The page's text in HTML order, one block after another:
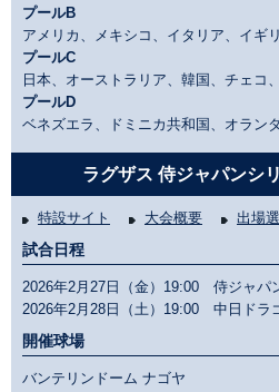
プールB
アメリカ、メキシコ、イタリア、イギ
プールC
日本、オーストラリア、韓国、チェコ
プールD
ベネズエラ、ドミニカ共和国、オラン
ラグザス 侍ジャパンシ
特設サイト 大会概要 出場
試合日程
2026年2月27日（金）19:00 侍ジャパ
2026年2月28日（土）19:00 中日ドラ
開催球場
バンテリンドーム ナゴヤ